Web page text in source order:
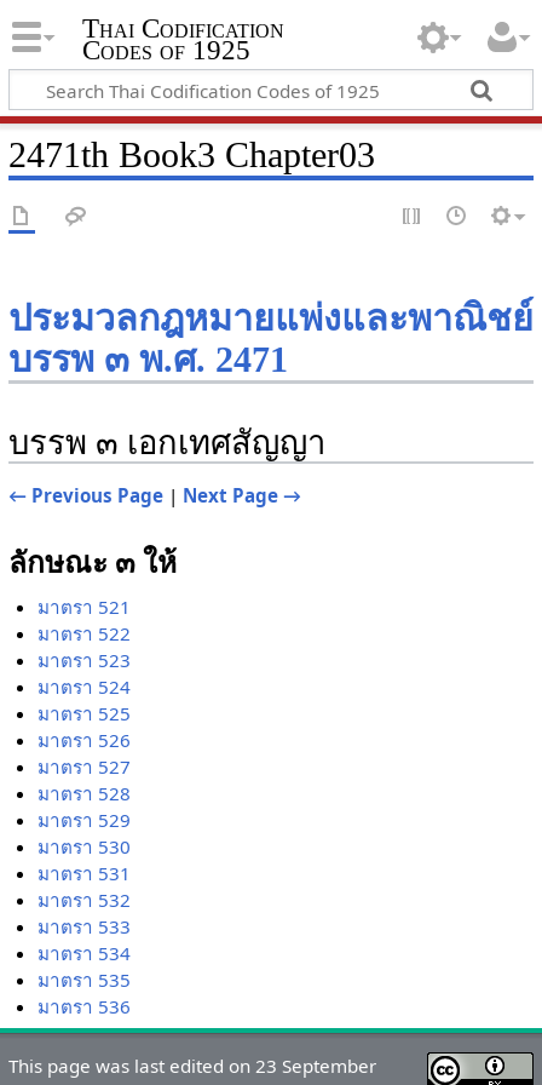
Thai Codification
Codes of 1925
2471th Book3 Chapter03
ประมวลกฎหมายแพ่งและพาณิชย์
บรรพ ๓ พ.ศ. 2471
บรรพ ๓ เอกเทศสัญญา
← Previous Page| Next Page →
ลักษณะ ๓ ให้
มาตรา 521
มาตรา 522
มาตรา 523
มาตรา 524
มาตรา 525
มาตรา 526
มาตรา 527
มาตรา 528
มาตรา 529
มาตรา 530
มาตรา 531
มาตรา 532
มาตรา 533
มาตรา 534
มาตรา 535
มาตรา 536
This page was last edited on 23 September